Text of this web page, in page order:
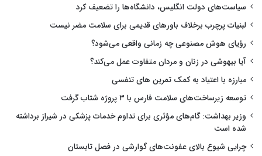
سیاست‌های دولت انگلیس، دانشگاه‌ها را تضعیف کرد
لبنیات پرچرب برخلاف باورهای قدیمی برای سلامت مضر نیست
رؤیای هوش مصنوعی چه زمانی واقعی می‌شود؟
آیا بیهوشی در زنان و مردان متفاوت عمل می‌کند؟
مبارزه با اعتیاد به کمک تمرین های تنفسی
توسعه زیرساخت‌های سلامت فارس با ۳ پروژه شتاب گرفت
وزیر بهداشت: گام‌های مؤثری برای تداوم خدمات پزشکی در شیراز برداشته
شده است
چرایی شیوع بالای عفونت‌های گوارشی در فصل تابستان